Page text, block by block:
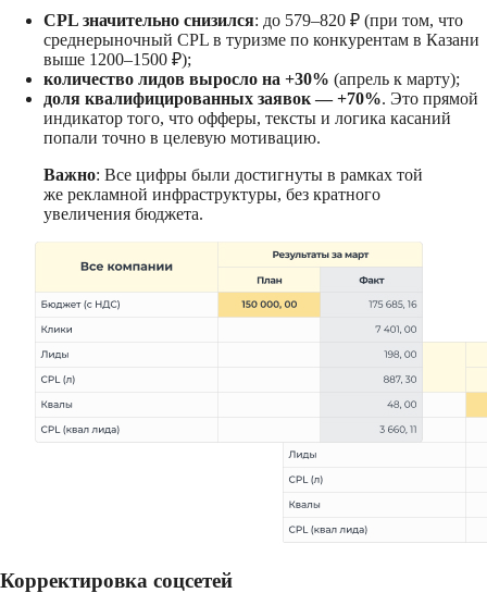
CPL значительно снизился: до 579–820 ₽ (при том, что
среднерыночный CPL в туризме по конкурентам в Казани
выше 1200–1500 ₽);
количество лидов выросло на +30% (апрель к марту);
доля квалифицированных заявок — +70%. Это прямой
индикатор того, что офферы, тексты и логика касаний
попали точно в целевую мотивацию.
Важно: Все цифры были достигнуты в рамках той
же рекламной инфраструктуры, без кратного
увеличения бюджета.
Корректировка соцсетей